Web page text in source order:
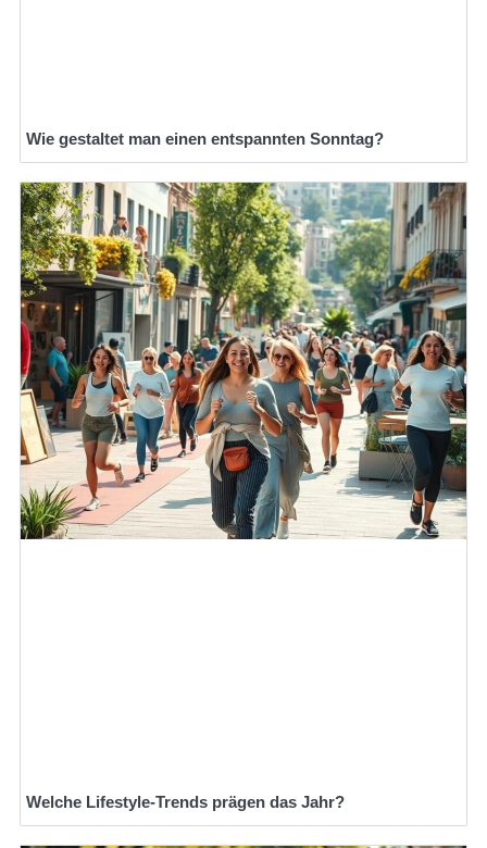
Wie gestaltet man einen entspannten Sonntag?
Welche Lifestyle-Trends prägen das Jahr?